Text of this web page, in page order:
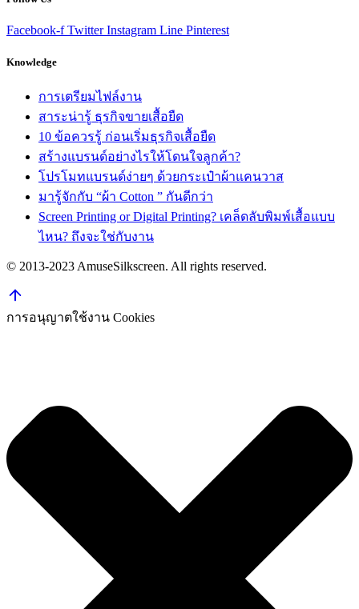
Facebook-f Twitter Instagram Line Pinterest
Knowledge
การเตรียมไฟล์งาน
สาระน่ารู้ ธุรกิจขายเสื้อยืด
10 ข้อควรรู้ ก่อนเริ่มธุรกิจเสื้อยืด
สร้างแบรนด์อย่างไรให้โดนใจลูกค้า?
โปรโมทแบรนด์ง่ายๆ ด้วยกระเป๋าผ้าแคนวาส
มารู้จักกับ “ผ้า Cotton ” กันดีกว่า
Screen Printing or Digital Printing? เคล็ดลับพิมพ์เสื้อแบบ
ไหน? ถึงจะใช่กับงาน
© 2013-2023 AmuseSilkscreen. All rights reserved.
การอนุญาตใช้งาน Cookies